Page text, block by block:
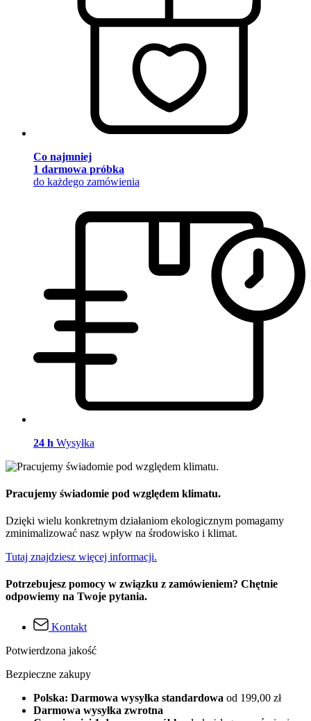
Co najmniej
1 darmowa próbka
do każdego zamówienia
24 h Wysyłka
Pracujemy świadomie pod względem klimatu.
Dzięki wielu konkretnym działaniom ekologicznym pomagamy
zminimalizować nasz wpływ na środowisko i klimat.
Tutaj znajdziesz więcej informacji.
Potrzebujesz pomocy w związku z zamówieniem? Chętnie
odpowiemy na Twoje pytania.
Kontakt
Potwierdzona jakość
Bezpieczne zakupy
Polska: Darmowa wysyłka standardowa od 199,00 zł
Darmowa wysyłka zwrotna